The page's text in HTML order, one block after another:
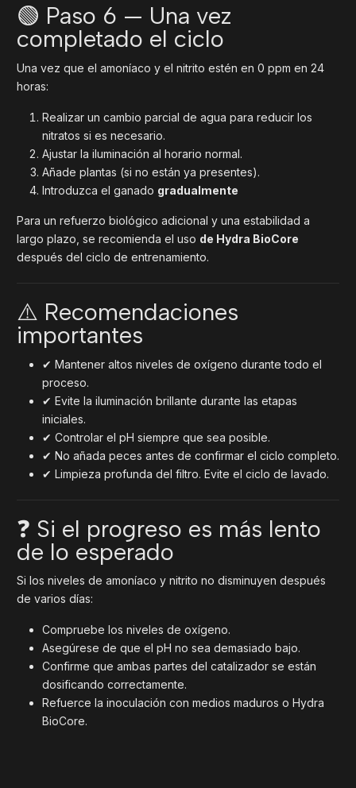
🟢 Paso 6 — Una vez
completado el ciclo
Una vez que el amoníaco y el nitrito estén en 0 ppm en 24
horas:
Realizar un cambio parcial de agua para reducir los
nitratos si es necesario.
Ajustar la iluminación al horario normal.
Añade plantas (si no están ya presentes).
Introduzca el ganado gradualmente
Para un refuerzo biológico adicional y una estabilidad a
largo plazo, se recomienda el uso de Hydra BioCore
después del ciclo de entrenamiento.
⚠️ Recomendaciones
importantes
✔ Mantener altos niveles de oxígeno durante todo el
proceso.
✔ Evite la iluminación brillante durante las etapas
iniciales.
✔ Controlar el pH siempre que sea posible.
✔ No añada peces antes de confirmar el ciclo completo.
✔ Limpieza profunda del filtro. Evite el ciclo de lavado.
❓ Si el progreso es más lento
de lo esperado
Si los niveles de amoníaco y nitrito no disminuyen después
de varios días:
Compruebe los niveles de oxígeno.
Asegúrese de que el pH no sea demasiado bajo.
Confirme que ambas partes del catalizador se están
dosificando correctamente.
Refuerce la inoculación con medios maduros o Hydra
BioCore.